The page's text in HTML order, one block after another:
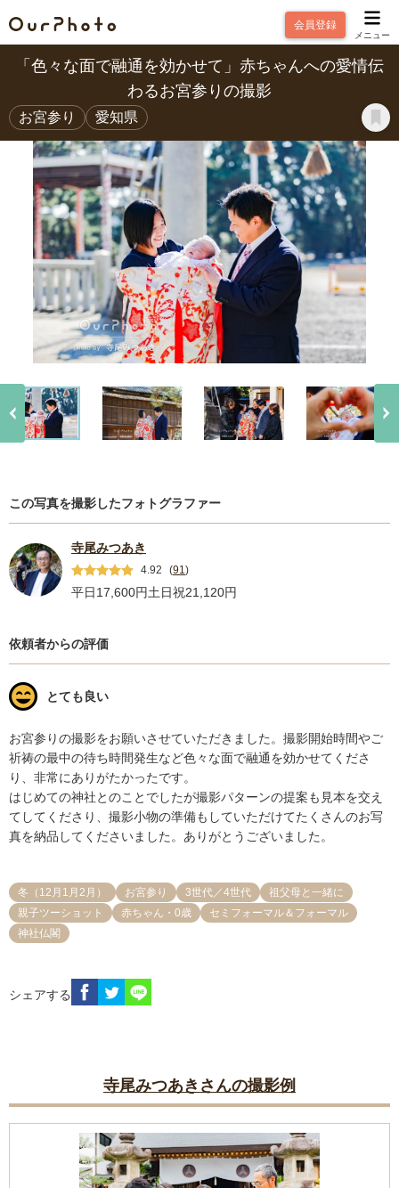
会員登録
メニュー
「色々な面で融通を効かせて」赤ちゃんへの愛情伝
わるお宮参りの撮影
お宮参り 愛知県
この写真を撮影したフォトグラファー
寺尾みつあき
4.92 (91)
平日17,600円土日祝21,120円
依頼者からの評価
とても良い
お宮参りの撮影をお願いさせていただきました。撮影開始時間やご
祈祷の最中の待ち時間発生など色々な面で融通を効かせてくださ
り、非常にありがたかったです。
はじめての神社とのことでしたが撮影パターンの提案も見本を交え
てしてくださり、撮影小物の準備もしていただけてたくさんのお写
真を納品してくださいました。ありがとうございました。
冬（12月1月2月） お宮参り 3世代／4世代
祖父母と一緒に
親子ツーショット
赤ちゃん・0歳
セミフォーマル＆フォーマル
神社仏閣
シェアする
寺尾みつあきさんの撮影例